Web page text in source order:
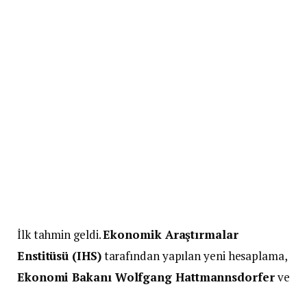
İlk tahmin geldi.Ekonomik Araştırmalar
Enstitüsü (IHS)tarafından yapılan yeni hesaplama,
Ekonomi Bakanı Wolfgang Hattmannsdorferve